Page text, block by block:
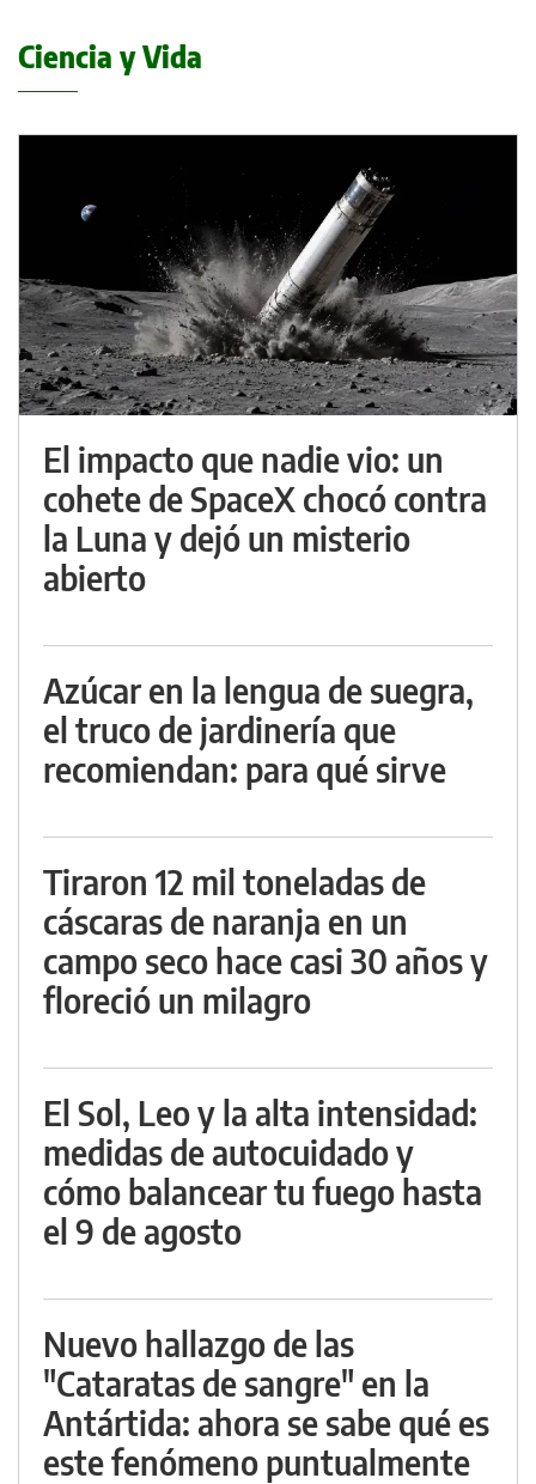
Ciencia y Vida
El impacto que nadie vio: un
cohete de SpaceX chocó contra
la Luna y dejó un misterio
abierto
Azúcar en la lengua de suegra,
el truco de jardinería que
recomiendan: para qué sirve
Tiraron 12 mil toneladas de
cáscaras de naranja en un
campo seco hace casi 30 años y
floreció un milagro
El Sol, Leo y la alta intensidad:
medidas de autocuidado y
cómo balancear tu fuego hasta
el 9 de agosto
Nuevo hallazgo de las
"Cataratas de sangre" en la
Antártida: ahora se sabe qué es
este fenómeno puntualmente